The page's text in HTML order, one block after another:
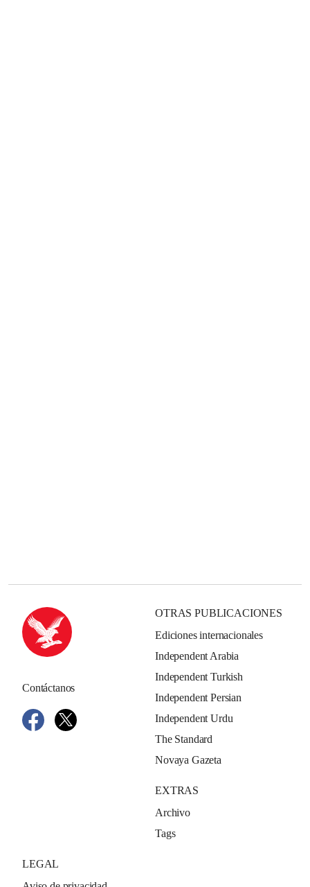
Contáctanos
OTRAS PUBLICACIONES
Ediciones internacionales
Independent Arabia
Independent Turkish
Independent Persian
Independent Urdu
The Standard
Novaya Gazeta
EXTRAS
Archivo
Tags
LEGAL